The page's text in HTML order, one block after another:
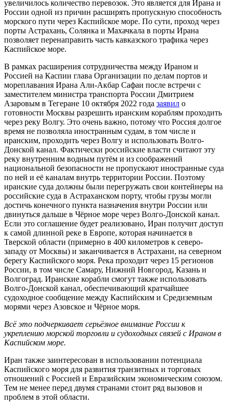
увеличилось количество перевозок. Это является для Ирана и
России одной из причин расширять пропускную способность
морского пути через Каспийское море. По сути, проход через
порты Астрахань, Солянка и Махачкала в порты Ирана
позволяет перенаправить часть кавказского трафика через
Каспийское море.
В рамках расширения сотрудничества между Ираном и
Россией на Каспии глава Организации по делам портов и
мореплавания Ирана Али-Акбар Сафаи после встречи с
заместителем министра транспорта России Дмитрием
Азаровым в Тегеране 10 октября 2022 года заявил о
готовности Москвы разрешить иранским кораблям проходить
через реку Волгу. Это очень важно, потому что Россия долгое
время не позволяла иностранным судам, в том числе и
иранским, проходить через Волгу и использовать Волго-
Донской канал. Фактически российские власти считают эту
реку внутренним водным путём и из соображений
национальной безопасности не пропускают иностранные суда
по ней и её каналам внутрь территории России. Поэтому
иранские суда должны были перегружать свои контейнеры на
российские суда в Астраханском порту, чтобы грузы могли
достичь конечного пункта назначения внутри России или
двинуться дальше в Чёрное море через Волго-Донской канал.
Если это соглашение будет реализовано, Иран получит доступ
к самой длинной реке в Европе, которая начинается в
Тверской области (примерно в 400 километров к северо-
западу от Москвы) и заканчивается в Астрахани, на северном
берегу Каспийского моря. Река проходит через 15 регионов
России, в том числе Самару, Нижний Новгород, Казань и
Волгоград. Иранские корабли смогут также использовать
Волго-Донской канал, обеспечивающий кратчайшее
судоходное сообщение между Каспийским и Средиземным
морями через Азовское и Чёрное моря.
Всё это подчеркивает серьёзное внимание России к
укреплению морской торговли и судоходных связей с Ираном в
Каспийском море.
Иран также заинтересован в использовании потенциала
Каспийского моря для развития транзитных и торговых
отношений с Россией и Евразийским экономическим союзом.
Тем не менее перед двумя странами стоит ряд вызовов и
проблем в этой области.